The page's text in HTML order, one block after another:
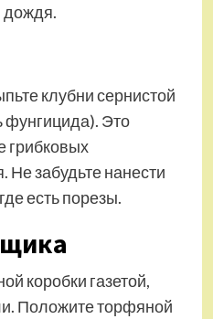
дождя.
клубни сернистой
фунгицида). Это
грибковых
Не забудьте нанести
есть порезы.
коробки газетой,
Положите торфяной